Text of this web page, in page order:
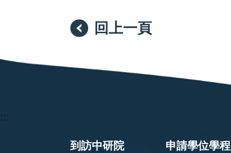
回上一頁
:::
到訪中研院 申請學位學程